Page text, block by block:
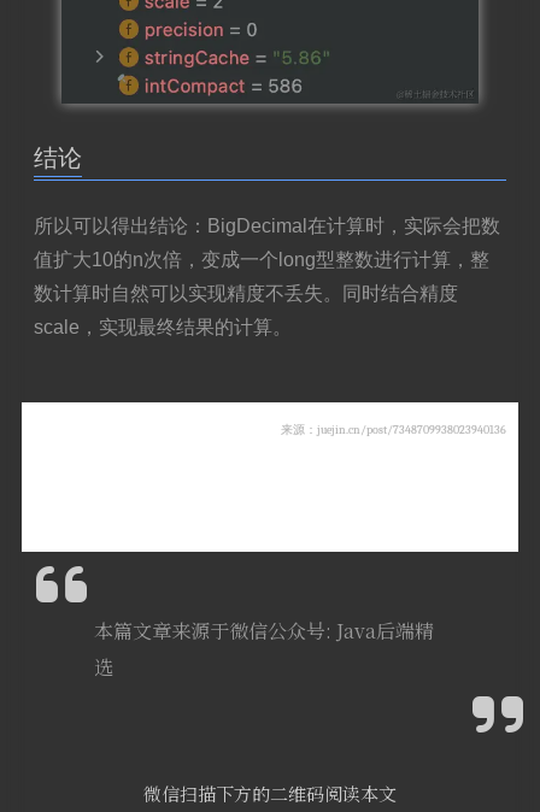
结论
所以可以得出结论：BigDecimal在计算时，实际会把数
值扩大10的n次倍，变成一个long型整数进行计算，整
数计算时自然可以实现精度不丢失。同时结合精度
scale，实现最终结果的计算。
来源：juejin.cn/post/7348709938023940136
本篇文章来源于微信公众号: Java后端精
选
微信扫描下方的二维码阅读本文